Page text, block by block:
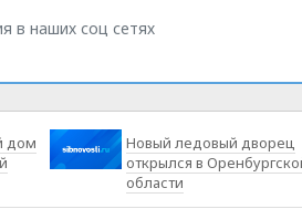
в наших соц сетях
дом
Новый ледовый дворец
открылся в
области